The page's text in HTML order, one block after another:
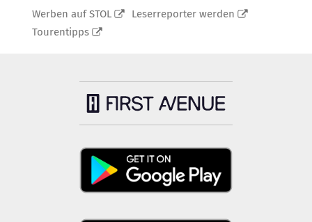
Werben auf STOL
Leserreporter werden
Tourentipps